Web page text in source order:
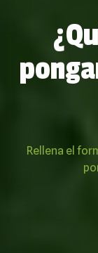
Rellena el